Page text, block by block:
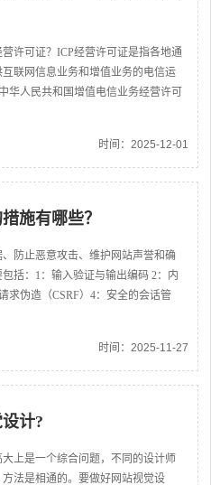
许可证？ICP经营许可证是指各地通
联网信息业务和增值业务的电信运
华人民共和国增值电信业务经营许可
时间：2025-12-01
施有哪些？
防止恶意攻击、维护网站声誉和确
括：1：输入验证与输出编码 2：内
求伪造（CSRF）4：安全的会话管
时间：2025-11-27
计?
上是一个综合问题，不同的设计师
法是相通的。要做好网站视觉设